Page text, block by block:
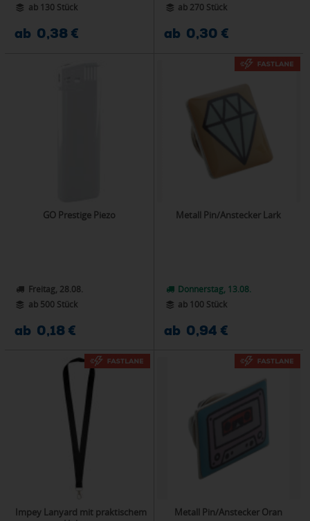
ab 130 Stück
ab 0,38 €
ab 270 Stück
ab 0,30 €
GO Prestige Piezo
Freitag, 28.08.
ab 500 Stück
ab 0,18 €
Metall Pin/Anstecker Lark
Donnerstag, 13.08.
ab 100 Stück
ab 0,94 €
Impey Lanyard mit praktischem
Metall Pin/Anstecker Oran